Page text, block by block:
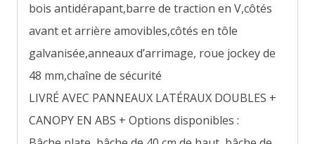
bois antidérapant,barre de traction en V,côtés
avant et arrière amovibles,côtés en tôle
galvanisée,anneaux d’arrimage, roue jockey de
48 mm,chaîne de sécurité
LIVRÉ AVEC PANNEAUX LATÉRAUX DOUBLES +
CANOPY EN ABS + Options disponibles :